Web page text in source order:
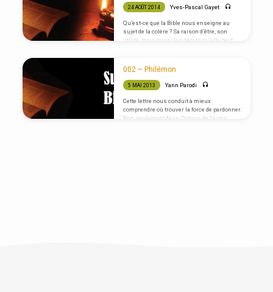
24 AOÛT 2014 Yves-Pascal Gayet
Qu’est-ce que la Bible nous enseigne au
sujet de la colère ? Sa raison d’être, son
utilité, mais aussi les dégats qu’elle peut
002 – Philémon
5 MAI 2013 Yann Parodi
Cette lettre nous conduit à mieux
comprendre où trouver la force de pardonner.
Non seulement dans l’amour de l’autre